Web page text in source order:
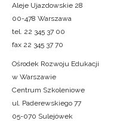
Aleje Ujazdowskie 28
00-478 Warszawa
tel. 22 345 37 00
fax 22 345 37 70
Ośrodek Rozwoju Edukacji
w Warszawie
Centrum Szkoleniowe
ul. Paderewskiego 77
05-070 Sulejówek